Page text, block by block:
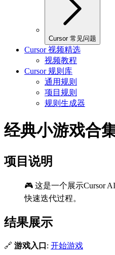
Cursor 常见问题
Cursor 视频精选
视频教程
Cursor 规则库
通用规则
项目规则
规则生成器
经典小游戏合
项目说明
🎮 这是一个展示Cursor
快速迭代过程。
结果展示
🔗 游戏入口 : 开始游戏